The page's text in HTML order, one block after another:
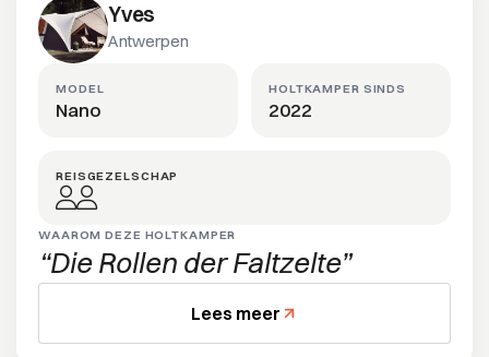
Yves
Antwerpen
MODEL
Nano
REISGEZELSCHAP
HOLTKAMPER SINDS
2022
WAAROM DEZE HOLTKAMPER
Die Rollen der Faltzelte
Lees meer